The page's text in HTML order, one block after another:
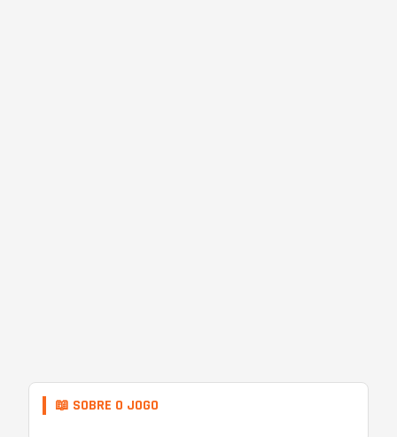
📖 SOBRE O JOGO